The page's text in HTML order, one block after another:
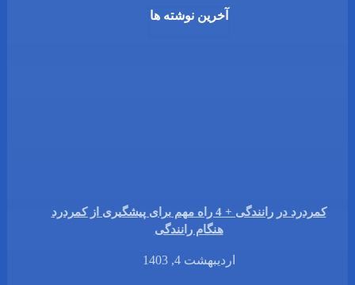
آخرین نوشته ها
کمردرد در رانندگی + 4 راه مهم برای پیشگیری از کمردرد
هنگام رانندگی
اردیبهشت 4, 1403